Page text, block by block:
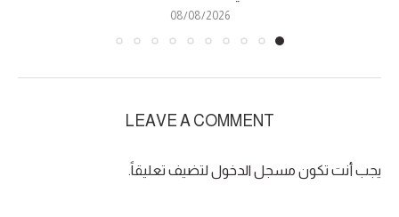
08/08/2026
LEAVE A COMMENT
يجب أنت تكون مسجل الدخول لتضيف تعليقاً.